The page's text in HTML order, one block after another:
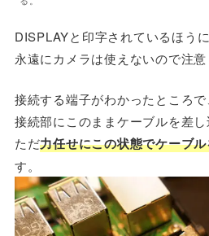
DISPLAYと印字されているほう
永遠にカメラは使えないので注意
接続する端子がわかったところで
接続部にこのままケーブルを差し
ただ力任せにこの状態でケーブ
す。